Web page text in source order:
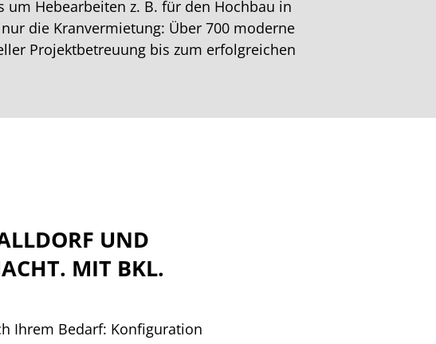
um Hebearbeiten z. B. für den Hochbau in
die Kranvermietung: Über 700 moderne
Projektbetreuung bis zum erfolgreichen
UND
MIT BKL.
Ihrem Bedarf: Konfiguration